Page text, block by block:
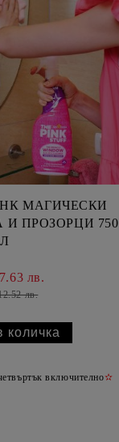
МАГИЧЕСКИ
И ПРОЗОРЦИ 750
7.63 лв.
лв.
включително✫